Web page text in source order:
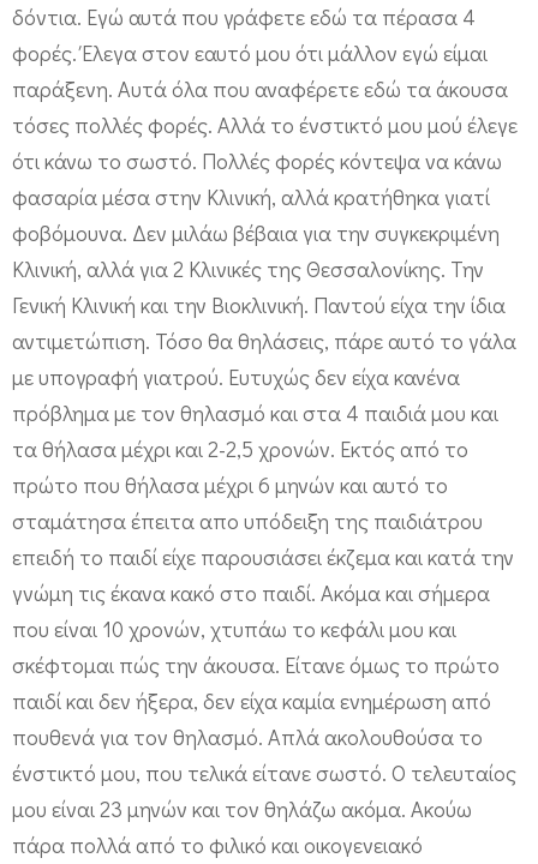
δόντια. Εγώ αυτά που γράφετε εδώ τα πέρασα 4
φορές. Έλεγα στον εαυτό μου ότι μάλλον εγώ είμαι
παράξενη. Αυτά όλα που αναφέρετε εδώ τα άκουσα
τόσες πολλές φορές. Αλλά το ένστικτό μου μού έλεγε
ότι κάνω το σωστό. Πολλές φορές κόντεψα να κάνω
φασαρία μέσα στην Κλινική, αλλά κρατήθηκα γιατί
φοβόμουνα. Δεν μιλάω βέβαια για την συγκεκριμένη
Κλινική, αλλά για 2 Κλινικές της Θεσσαλονίκης. Την
Γενική Κλινική και την Βιοκλινική. Παντού είχα την ίδια
αντιμετώπιση. Τόσο θα θηλάσεις, πάρε αυτό το γάλα
με υπογραφή γιατρού. Ευτυχώς δεν είχα κανένα
πρόβλημα με τον θηλασμό και στα 4 παιδιά μου και
τα θήλασα μέχρι και 2-2,5 χρονών. Εκτός από το
πρώτο που θήλασα μέχρι 6 μηνών και αυτό το
σταμάτησα έπειτα απο υπόδειξη της παιδιάτρου
επειδή το παιδί είχε παρουσιάσει έκζεμα και κατά την
γνώμη τις έκανα κακό στο παιδί. Ακόμα και σήμερα
που είναι 10 χρονών, χτυπάω το κεφάλι μου και
σκέφτομαι πώς την άκουσα. Είτανε όμως το πρώτο
παιδί και δεν ήξερα, δεν είχα καμία ενημέρωση από
πουθενά για τον θηλασμό. Απλά ακολουθούσα το
ένστικτό μου, που τελικά είτανε σωστό. Ο τελευταίος
μου είναι 23 μηνών και τον θηλάζω ακόμα. Ακούω
πάρα πολλά από το φιλικό και οικογενειακό